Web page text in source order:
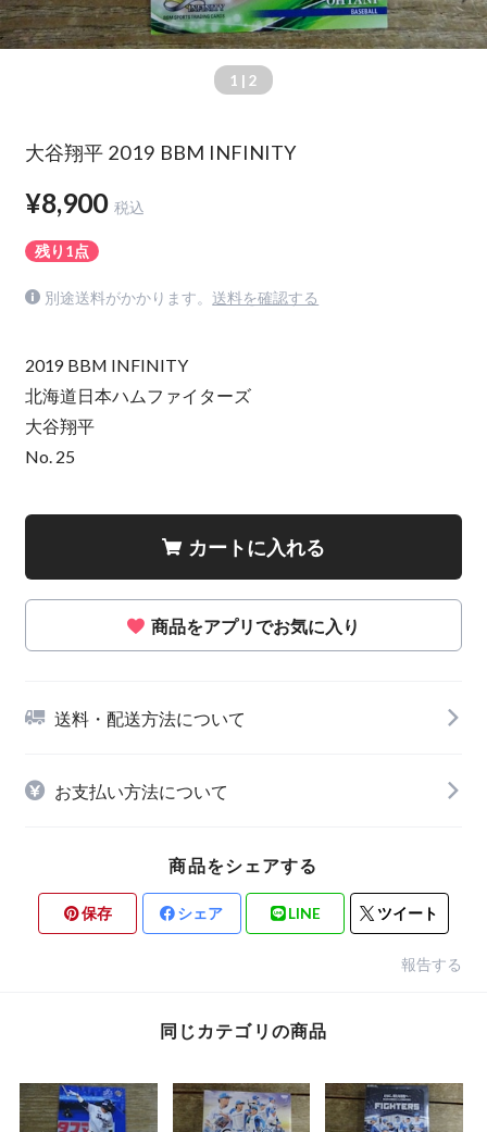
1 | 2
大谷翔平 2019 BBM INFINITY
¥8,900 税込
残り1点
別途送料がかかります。 送料を確認する
2019 BBM INFINITY
北海道日本ハムファイターズ
大谷翔平
No. 25
カートに入れる
商品をアプリでお気に入り
送料・配送方法について
お支払い方法について
商品をシェアする
保存 シェア LINE ツイート
報告する
同じカテゴリの商品